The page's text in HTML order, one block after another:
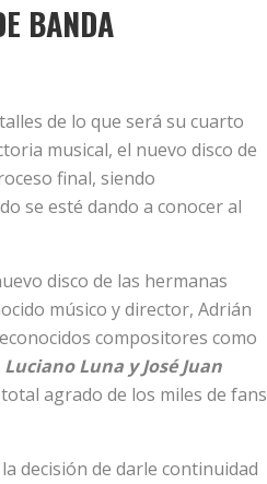
BANDA
de lo que será su cuarto
musical, el nuevo disco de
final, siendo
se esté dando a conocer al
disco de las hermanas
músico y director, Adrián
compositores como
Luna y José Juan
agrado de los miles de fans
decisión de darle continuidad